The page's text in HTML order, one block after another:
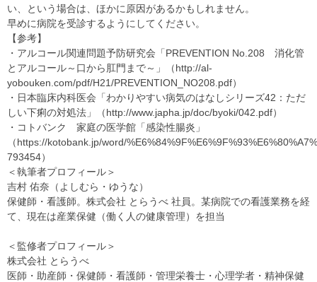
い、という場合は、ほかに原因があるかもしれません。
早めに病院を受診するようにしてください。
【参考】
・アルコール関連問題予防研究会「PREVENTION No.208 消化管
とアルコール～口から肛門まで～」（http://al-
yobouken.com/pdf/H21/PREVENTION_NO208.pdf）
・日本臨床内科医会「わかりやすい病気のはなしシリーズ42：ただ
しい下痢の対処法」（http://www.japha.jp/doc/byoki/042.pdf）
・コトバンク 家庭の医学館「感染性腸炎」
（https://kotobank.jp/word/
793454）
＜執筆者プロフィール＞
吉村 佑奈（よしむら・ゆうな）
保健師・看護師。株式会社 とらうべ 社員。某病院での看護業務を経
て、現在は産業保健（働く人の健康管理）を担当
＜監修者プロフィール＞
株式会社 とらうべ
医師・助産師・保健師・看護師・管理栄養士・心理学者・精神保健